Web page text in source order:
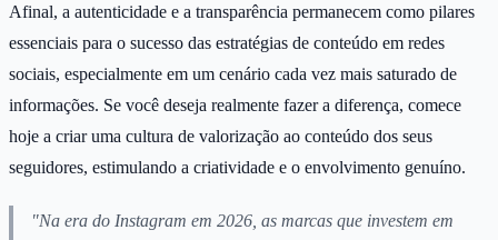
Afinal, a autenticidade e a transparência permanecem como pilares
essenciais para o sucesso das estratégias de conteúdo em redes
sociais, especialmente em um cenário cada vez mais saturado de
informações. Se você deseja realmente fazer a diferença, comece
hoje a criar uma cultura de valorização ao conteúdo dos seus
seguidores, estimulando a criatividade e o envolvimento genuíno.
"Na era do Instagram em 2026, as marcas que investem em